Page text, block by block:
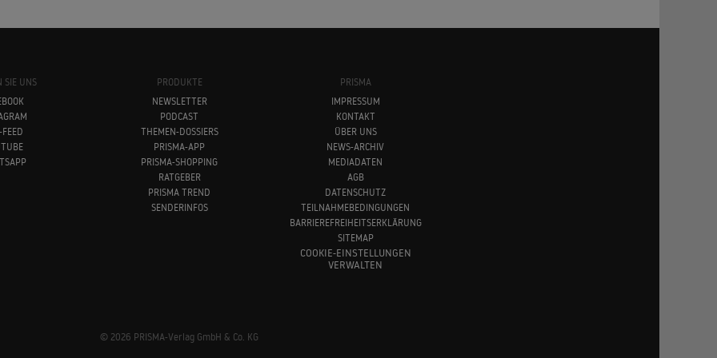
SIE UNS
FEED
PRODUKTE
NEWSLETTER
PODCAST
THEMEN-DOSSIERS
PRISMA-APP
PRISMA-SHOPPING
RATGEBER
PRISMA TREND
SENDERINFOS
PRISMA
IMPRESSUM
KONTAKT
ÜBER UNS
NEWS-ARCHIV
MEDIADATEN
AGB
DATENSCHUTZ
TEILNAHMEBEDINGUNGEN
BARRIEREFREIHEITSERKLÄRUNG
SITEMAP
COOKIE-EINSTELLUNGEN
VERWALTEN
© 2026 PRISMA-Verlag GmbH & Co. KG